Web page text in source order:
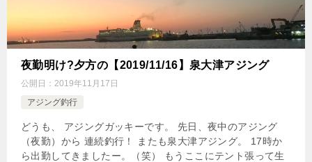
夜勤明け?夕方の【2019/11/16】泉大津アジング
公開日： 2019年11月17日
アジング釣行
どうも、 アジングガッキーです。 先日、夜中のアジング
（夜勤）から 連続釣行！ またも泉大津アジング。 17時か
ら出勤してきましたー。（笑） もうここにテント張って生